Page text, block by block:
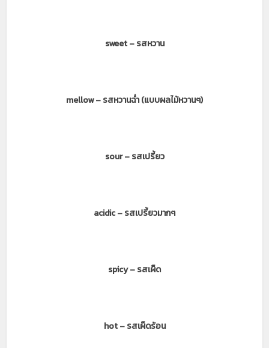
sweet – รสหวาน
mellow – รสหวานฉ่ำ (แบบผลไม้หวานๆ)
sour – รสเปรี้ยว
acidic – รสเปรี้ยวมากๆ
spicy – รสเผ็ด
hot – รสเผ็ดร้อน